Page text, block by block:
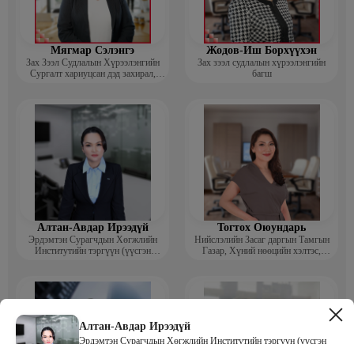
Алтан-Авдар Ирээдүй
Эрдэмтэн Сурагчдын Хөгжлийн Институтийн тэргүүн (үүсгэн
Мягмар Сэлэнгэ
Зах Зээл Судлалын Хүрээлэнгийн
Сургалт хариуцсан дэд захирал,
Жодов-Иш Борхүүхэн
Зах зээл судлалын хүрээлэнгийн
багш
Алтан-Авдар Ирээдүй
Эрдэмтэн Сурагчдын Хөгжлийн
Институтийн тэргүүн (үүсгэн
Тогтох Оюундарь
Нийслэлийн Засаг даргын Тамгын
Газар, Хүний нөөцийн хэлтэс,